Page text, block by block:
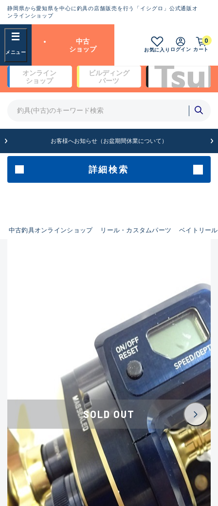
静岡県から愛知県を中心に釣具の店舗販売を行う「イシグロ」公式通販オ
ンラインショップ
中古
ショップ
お気に入り ログイン カート
0
オンライン
ショップ
ビルディング
パーツ
お客様へお知らせ（お盆期間休業について）
詳細検索
中古釣具オンラインショップ リール・カスタムパーツ ベイトリール
フリーワード
商品カテゴリ
竿・ルアーロッド(64430)
その他・雑品(1066)
イシグロカインズモール彦根店
イシグロ静岡中吉田店
イシグロ名東引山店
イシグロ豊田店
イシグロ豊橋向山店
イシグロ岐阜店
イシグロ高林店
イシグロ西尾店
イシグロ三河安城店
イシグロ半田店
イシグロ岡崎若松店
ランクとは？
良
悪
SA
新古品（メーカー問屋から仕
入れた未使用品）
※店頭展示時の置き傷が付いている
ものも含む
傷が極めて少ない極上品
B
使用感や傷のある一般的な中
C-
かなり使用感があり、全体的
に目立つ傷が多い品
著しく状態が悪いが使用はで
きるもの、改造品も含む
※ルアー、エギ、雑品、その他につきましては
ランク表記はございません。 状態は写真にて
ご確認ください。
SOLD OUT